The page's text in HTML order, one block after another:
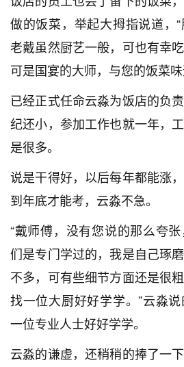
做的饭菜，举起大拇指说道，
老戴虽然厨艺一般，可也有幸
可是国宴的大师，与您的饭菜
已经正式任命云淼为饭店的负
纪还小，参加工作也就一年，
是很多。
说是干得好，以后每年都能涨
到年底才能考，云淼不急。
“戴师傅，没有您说的那么夸
们是专门学过的，我是自己琢
不多，可有些细节方面还是很
找一位大厨好好学学。”云淼
一位专业人士好好学学。
云淼的谦虚，还稍稍的捧了一